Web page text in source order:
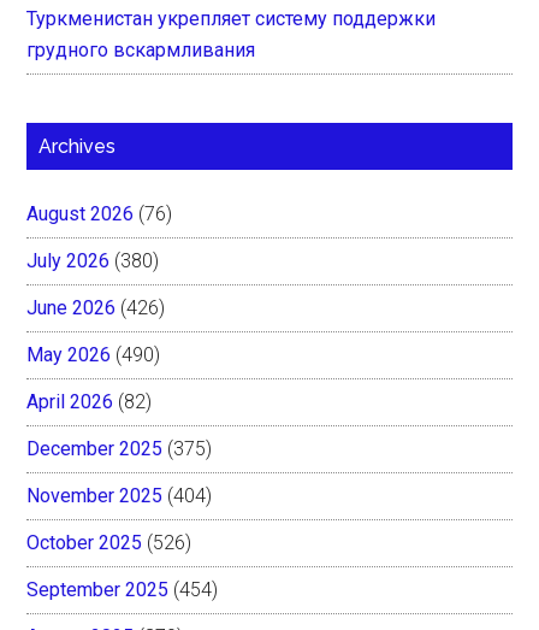
Туркменистан укрепляет систему поддержки
грудного вскармливания
Archives
August 2026 (76)
July 2026 (380)
June 2026 (426)
May 2026 (490)
April 2026 (82)
December 2025 (375)
November 2025 (404)
October 2025 (526)
September 2025 (454)